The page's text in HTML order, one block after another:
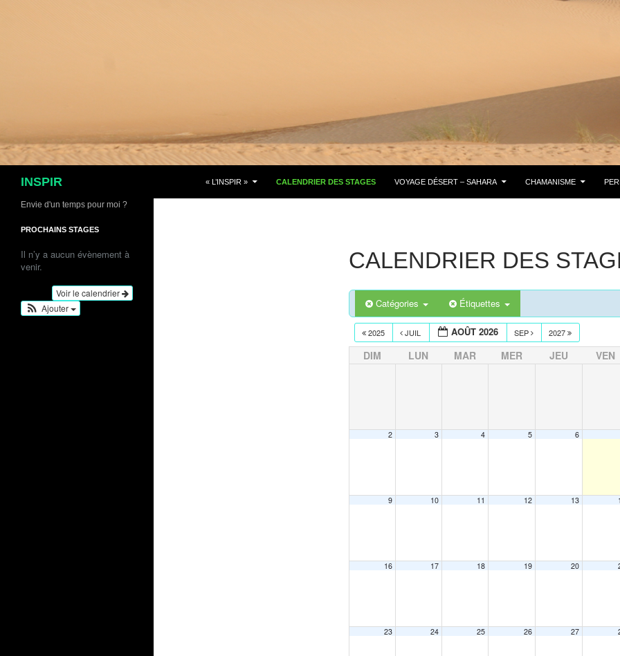
INSPIR « L’INSPIR » CALENDRIER DES STAGES VOYAGE DÉSERT – SAHARA CHAMANISME
CALENDRIER DES
Catégories Étiquettes
2025 JUIL AOÛT 2026 SEP 2027
DIM LUN MAR MER JEU VEN
2 3 4 5 6
9 10 11 12 13
16 17 18 19 20
23 24 25 26 27
Envie d'un temps pour moi ?
PROCHAINS STAGES
Il n’y a aucun évènement à
venir.
Voir le calendrier
Ajouter